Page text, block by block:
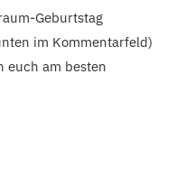
Geburtstag
im Kommentarfeld)
euch am besten